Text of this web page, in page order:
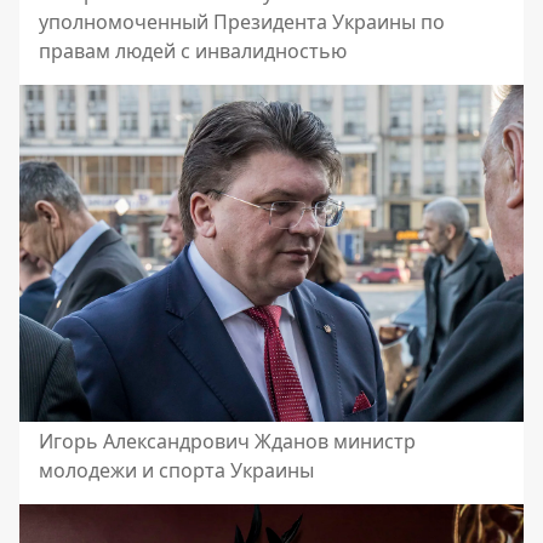
уполномоченный Президента Украины по
правам людей с инвалидностью
Игорь Александрович Жданов министр
молодежи и спорта Украины